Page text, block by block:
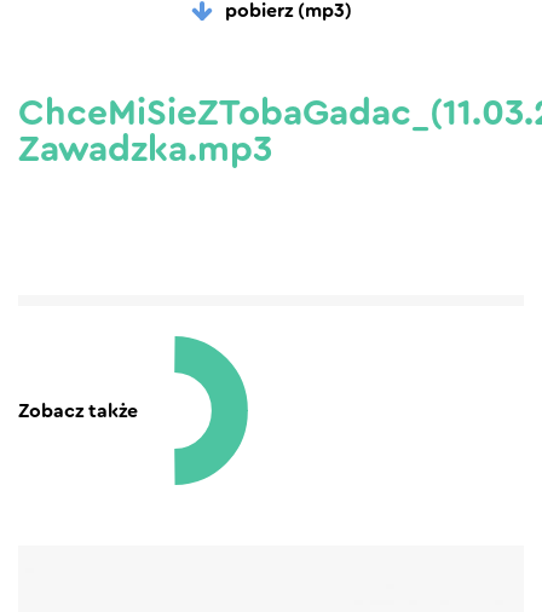
pobierz (mp3)
Zawadzka.mp3
Zobacz także